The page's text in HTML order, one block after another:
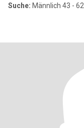
Suche: Männlich 43 - 62